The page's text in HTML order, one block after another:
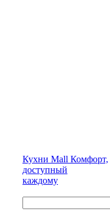
Кухни Mall Комфорт,
доступный
каждому